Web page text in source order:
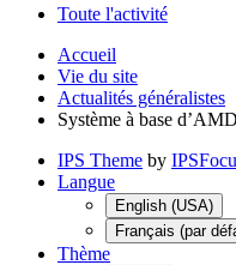
Toute l'activité
Accueil
Vie du site
Actualités généralistes
Système à base
IPS Theme by
Langue
English (USA)
Français (par
Thème